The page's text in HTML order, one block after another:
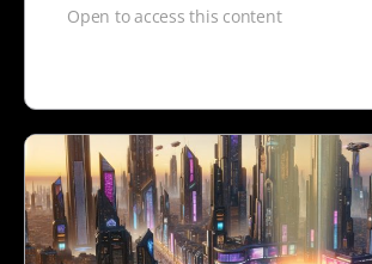
Open to access this content